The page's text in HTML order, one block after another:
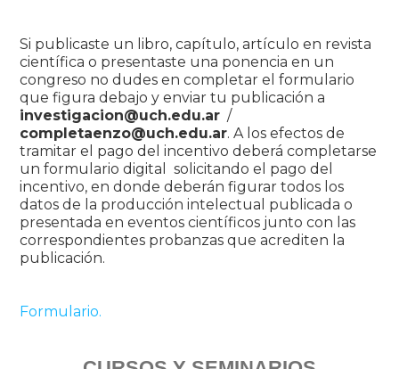
Si publicaste un libro, capítulo, artículo en revista
científica o presentaste una ponencia en un
congreso no dudes en completar el formulario
que figura debajo y enviar tu publicación a
investigacion@uch.edu.ar /
completaenzo@uch.edu.ar. A los efectos de
tramitar el pago del incentivo deberá completarse
un formulario digital solicitando el pago del
incentivo, en donde deberán figurar todos los
datos de la producción intelectual publicada o
presentada en eventos científicos junto con las
correspondientes probanzas que acrediten la
publicación.
Formulario.